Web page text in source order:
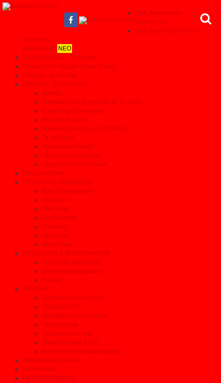
Τιμές Καινούριων
αυτοκινήτων
Τιμές Leasing για όλες τις
κατηγορίες
αυτοκινήτων ΝΕΟ
Test Συνεργείων - Το θαύμα!
Αξίζουν ή δεν αξίζουν τα λεφτά τους
Απόψεις - Αναλύσεις
ΔΟΚΙΜΕΣ - ΣΥΓΚΡΙΤΙΚΑ
Δοκιμές
Αποκαλυπτικά Συγκριτικά σε 11 τομείς
Συγκριτικά αυτοκινήτων
Μεγάλες δοκιμές
Αρθρα & Ερευνες της AUTOBILD
Τα καλύτερα
Αγοραστικά θέματα
Ηλεκτρικά αυτοκίνητα
Παρουσιάσεις Μοντέλων
Όλες οι ειδήσεις
ΠΡΟΙΟΝΤΑ & ΥΠΗΡΕΣΙΕΣ
Βρες Επαγγελματία
Ελαστικά
After sales
Ανταλλακτικά
Συνεργεία
Αξεσουάρ
Φανοποιεία
ΣΥΜΒΟΥΛΕΣ & ΤΕΧΝΙΚΑ ΑΡΘΡΑ
Συμβουλές οικονομίας
Οδηγείστε με ασφάλεια
Τεχνικά
ΧΡΗΣΙΜΑ
Τέλη κυκλοφορίας 2026
Τεκμήρια 2026
Μεταβίβαση αυτοκινήτου
Τιμές Διοδίων
Τηλέφωνα Ανάγκης
Δικαιολογητικά ΚΤΕΟ
Δικαιολογητικά Ανακύκλωσης
Ηλεκτρονικές εκδόσεις
Επικοινωνία
ΜΕΤΑΧΕΙΡΙΣΜΕΝΟ